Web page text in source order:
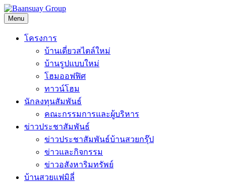
Skip
to
content
Menu
โครงการ
บ้านเดี่ยวสไตล์ใหม่
บ้านรูปแบบใหม่
โฮมออฟฟิศ
ทาวน์โฮม
นักลงทุนสัมพันธ์
คณะกรรมการและผู้บริหาร
ข่าวประชาสัมพันธ์
ข่าวประชาสัมพันธ์บ้านสวยกรุ๊ป
ข่าวและกิจกรรม
ข่าวอสังหาริมทรัพย์
บ้านสวยแฟมิลี่